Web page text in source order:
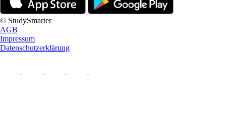
© StudySmarter
AGB
Impressum
Datenschutzerklärung